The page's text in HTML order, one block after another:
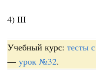
4) III
Учебный курс: тесты
— урок №32.